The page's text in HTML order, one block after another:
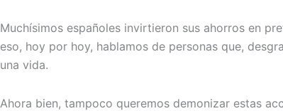
Muchísimos españoles invirtieron sus ahorros en
eso, hoy por hoy, hablamos de personas que,
una vida.
Ahora bien, tampoco queremos demonizar estas